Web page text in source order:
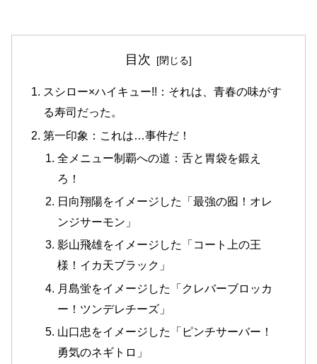
目次
スシロー×ハイキュー!!：それは、青春の味がす
る寿司だった。
第一印象：これは…事件だ！
全メニュー制覇への道：舌と胃袋を鍛え
ろ！
日向翔陽をイメージした「最強の囮！オレ
ンジサーモン」
影山飛雄をイメージした「コート上の王
様！イカ天ブラック」
月島蛍をイメージした「クレバーブロッカ
ー！ツンデレチーズ」
山口忠をイメージした「ピンチサーバー！
勇気のネギトロ」